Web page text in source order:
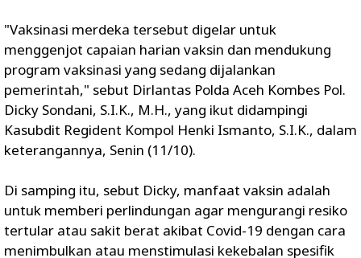
"Vaksinasi merdeka tersebut digelar untuk
menggenjot capaian harian vaksin dan mendukung
program vaksinasi yang sedang dijalankan
pemerintah," sebut Dirlantas Polda Aceh Kombes Pol.
Dicky Sondani, S.I.K., M.H., yang ikut didampingi
Kasubdit Regident Kompol Henki Ismanto, S.I.K., dalam
keterangannya, Senin (11/10).
Di samping itu, sebut Dicky, manfaat vaksin adalah
untuk memberi perlindungan agar mengurangi resiko
tertular atau sakit berat akibat Covid-19 dengan cara
menimbulkan atau menstimulasi kekebalan spesifik